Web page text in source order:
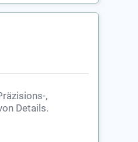
,
Details.